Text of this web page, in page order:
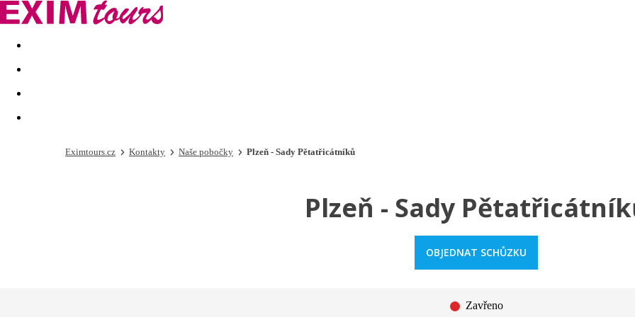
Akční nabídky Last minute
Eximtours.cz Kontakty Naše pobočky Plzeň - Sady Pětatřicátníků
Plzeň - Sady
OBJEDNAT SCHŮZKU
Zavřeno